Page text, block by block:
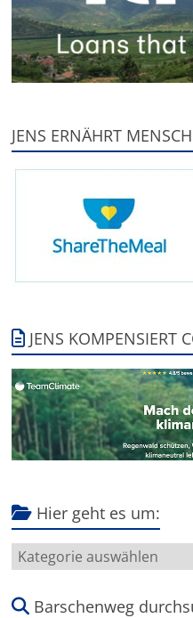
JENS ERNÄHRT
JENS KOMPENSIERT
Hier geht es um:
Hier
geht
um:Barschenweg